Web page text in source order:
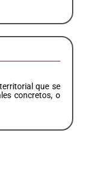
que se
concretos, o